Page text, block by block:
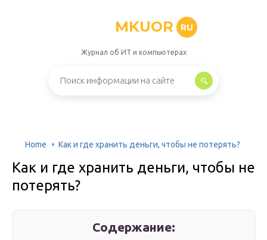
MKUOR RU
Журнал об ИТ и компьютерах
Home Как и где хранить деньги, чтобы не потерять?
Как и где хранить деньги, чтобы не
потерять?
Содержание: